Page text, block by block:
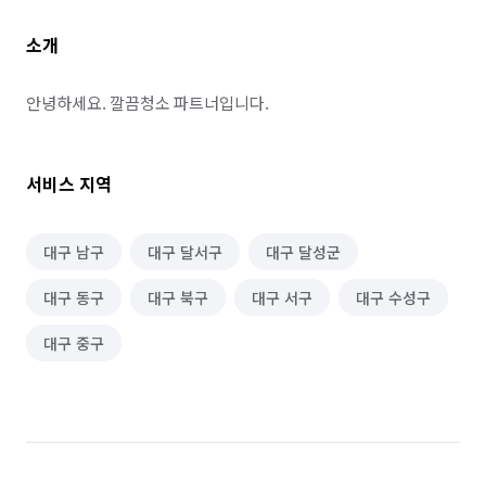
소개
안녕하세요. 깔끔청소 파트너입니다.
서비스 지역
대구 남구 대구 달서구 대구 달성군
대구 동구 대구 북구 대구 서구 대구 수성구
대구 중구